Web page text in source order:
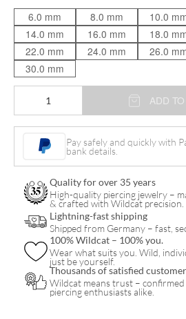
6.0 mm 8.0 mm 10.0
14.0 mm
16.0 mm 18.0
22.0 mm
24.0 mm 26.0
30.0 mm
Deadly
"Envy"
quantity
ADD
Pay safely and quickly with
bank details.
Quality for over 35 years
High-quality piercing jewelry –
& crafted with Wildcat precision.
Lightning-fast shipping
Shipped from Germany – fast,
100% Wildcat – 100% you.
Wear what suits you. Wild,
just be yourself.
Thousands of satisfied
Wildcat means trust –
piercing enthusiasts alike.